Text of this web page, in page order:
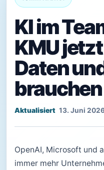
KI im
KMU
Daten
brauchen
13. Juni
OpenAI, Microsoft und
immer mehr